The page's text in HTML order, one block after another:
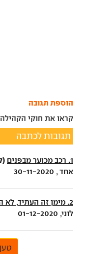
הוספת תגובה
קראו את חוקי
תגובות לכתבה
1. רכב מכוער מבפנים
אחד , 30-11-2020
2. מימן זה העתיד, לא החשמל המזהם ולא אמין.
לוני, 01-12-2020